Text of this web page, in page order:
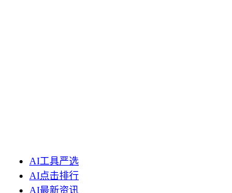
AI工具严选
AI点击排行
AI最新资讯